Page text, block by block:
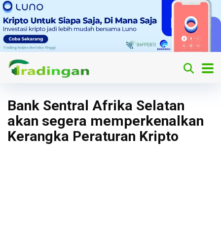
Bank Sentral Afrika Selatan
akan segera memperkenalkan
Kerangka Peraturan Kripto